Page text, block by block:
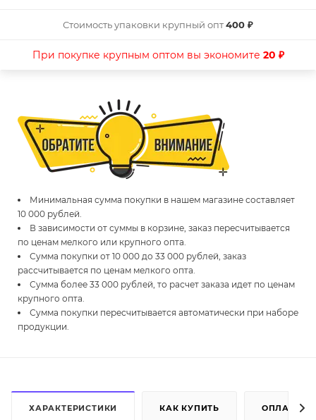
Стоимость упаковки крупный опт400 ₽
При покупке крупным оптом вы экономите 20 ₽
Минимальная сумма покупки в нашем магазине составляет
10 000 рублей.
В зависимости от суммы в корзине, заказ пересчитывается
по ценам мелкого или крупного опта.
Сумма покупки от 10 000 до 33 000 рублей, заказ
рассчитывается по ценам мелкого опта.
Сумма более 33 000 рублей, то расчет заказа идет по ценам
крупного опта.
Сумма покупки пересчитывается автоматически при наборе
продукции.
ХАРАКТЕРИСТИКИ КАК КУПИТЬ ОПЛАТА